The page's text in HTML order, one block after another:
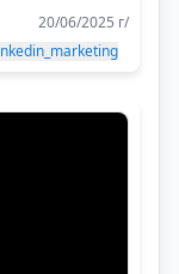
20/06/2025 г/